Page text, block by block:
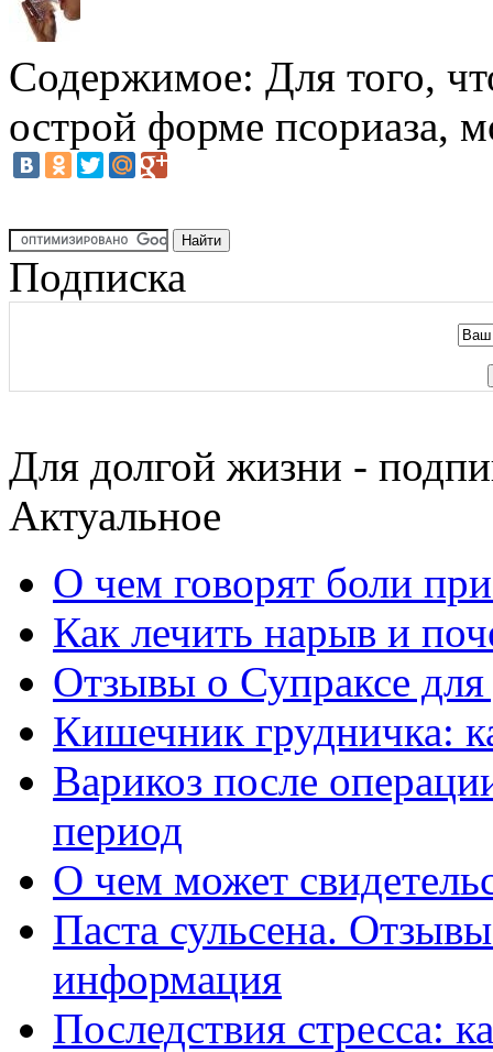
Содержимое: Для того,
острой форме псориаза,
Подписка
Для долгой жизни -
Актуальное
О чем говорят боли
Как лечить нарыв и
Отзывы о Супраксе для
Кишечник грудничка:
Варикоз после
период
О чем может
Паста сульсена.
информация
Последствия стресса: